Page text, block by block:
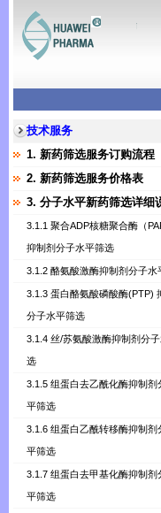
技术服务
1. 新药筛选服务订购流程
2. 新药筛选服务价格表
3. 分子水平新药筛选详细
3.1.1 聚合ADP核糖聚合酶（
抑制剂分子水平筛选
3.1.2 酪氨酸激酶抑制剂分子水
3.1.3 蛋白酪氨酸磷酸酶(PTP)
分子水平筛选
3.1.4 丝/苏氨酸激酶抑制剂分
选
3.1.5 组蛋白去乙酰化酶抑制剂
平筛选
3.1.6 组蛋白乙酰转移酶抑制剂
平筛选
3.1.7 组蛋白去甲基化酶抑制剂
平筛选